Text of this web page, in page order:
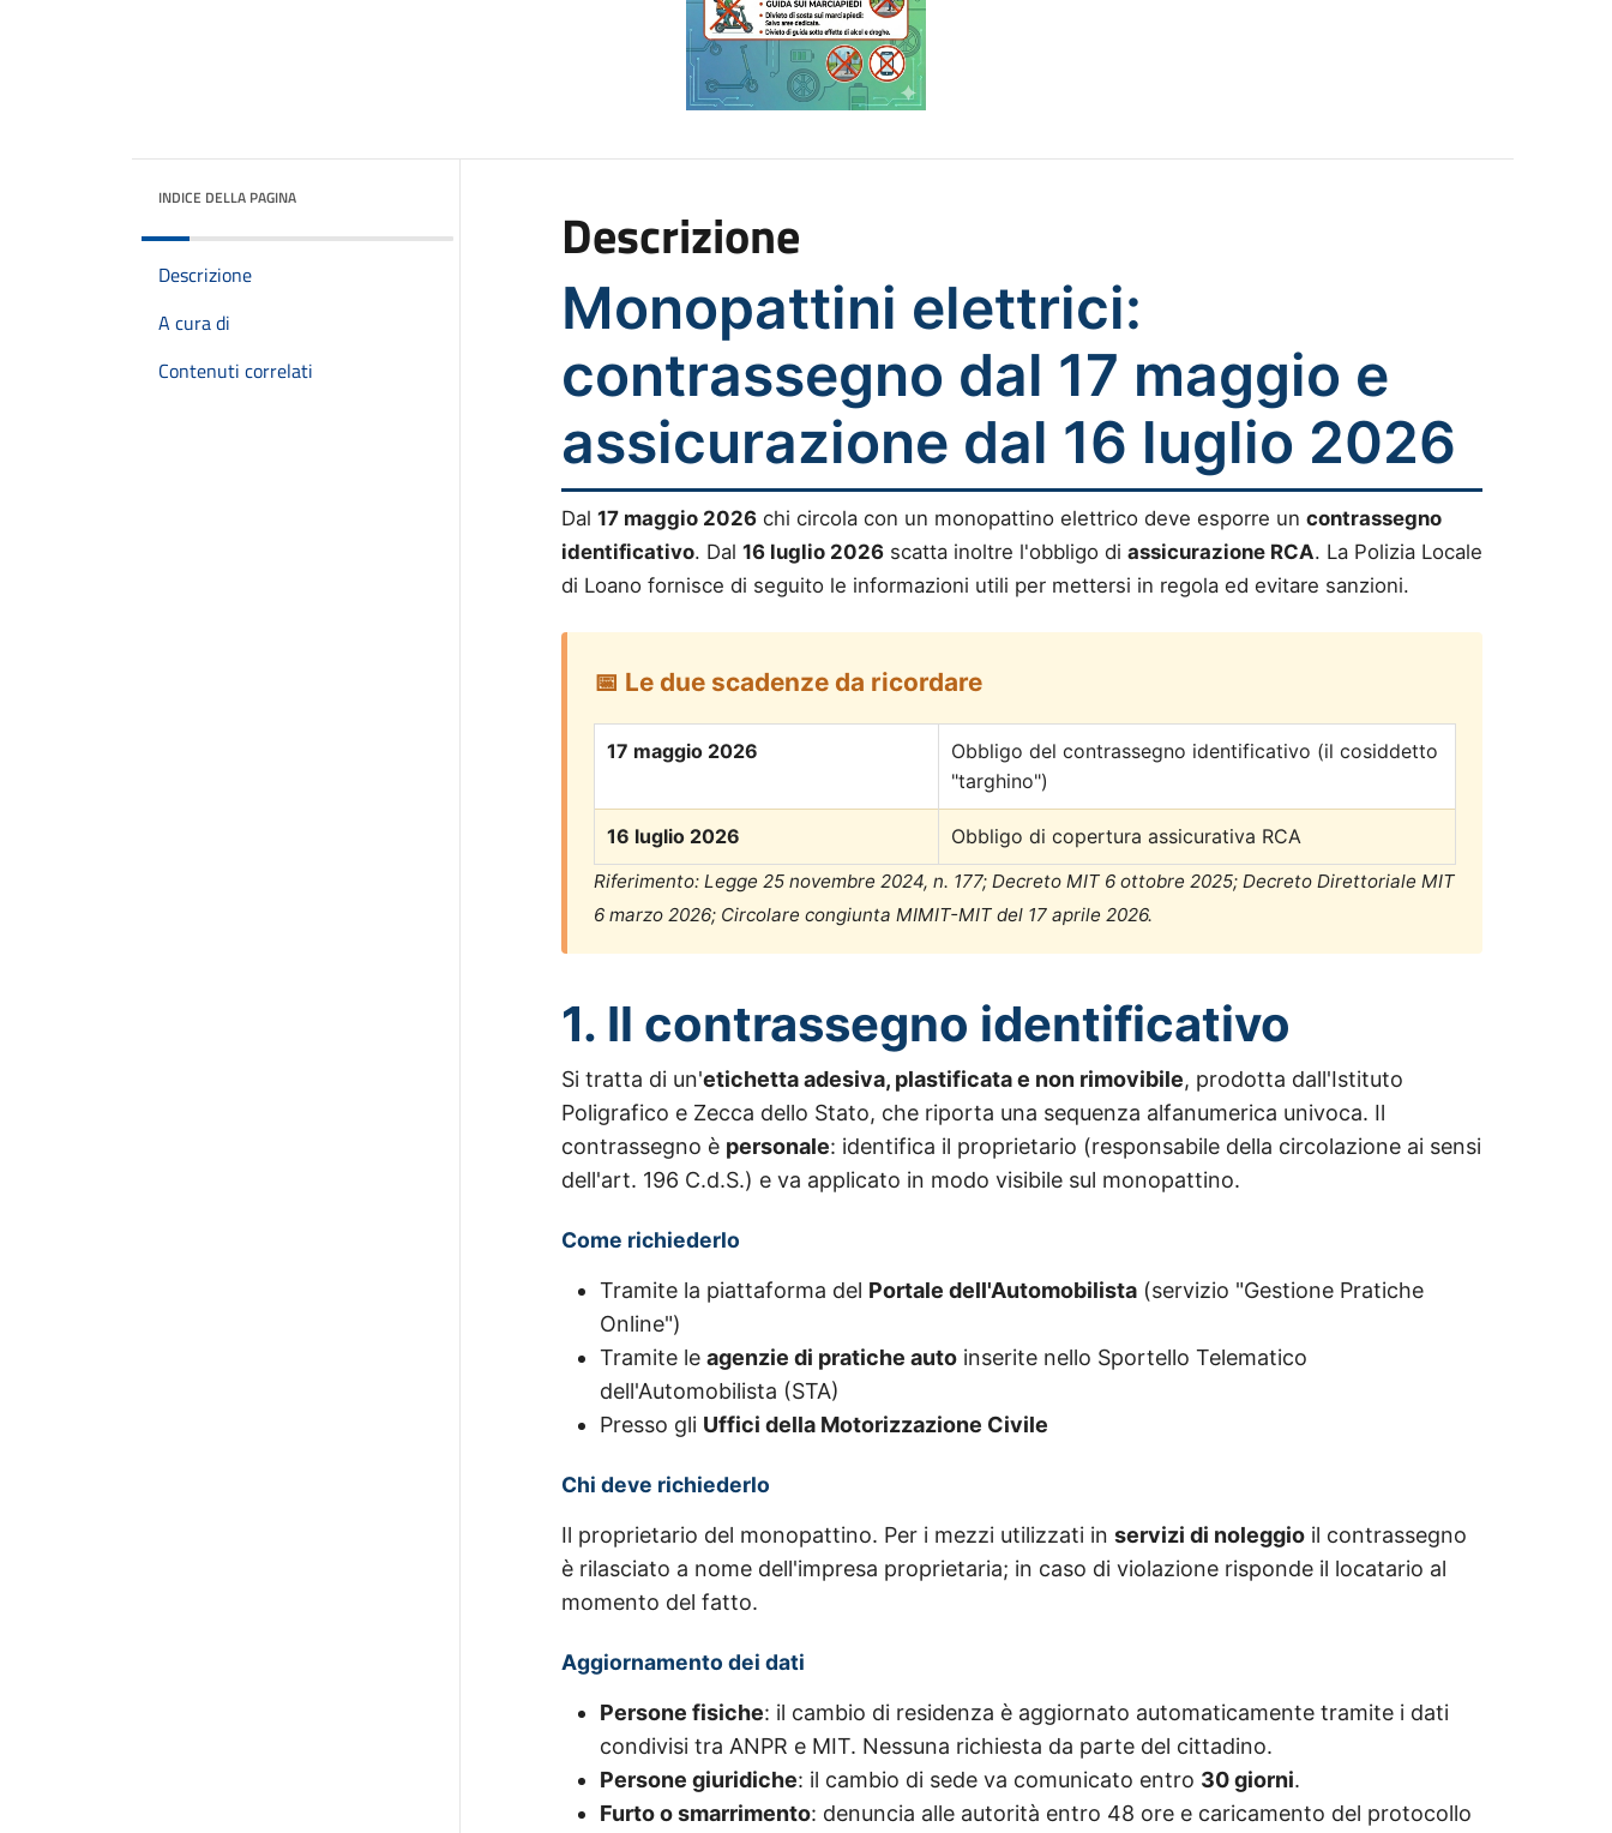
INDICE DELLA PAGINA
Descrizione
A cura di
Contenuti correlati
Descrizione
Monopattini elettrici:
contrassegno dal 17 maggio e
assicurazione dal 16 luglio 2026
Dal 17 maggio 2026chi circola con un monopattino elettrico deve esporre un contrassegno
identificativo. Dal 16 luglio 2026scatta inoltre l'obbligo di assicurazione RCA. La Polizia Locale
di Loano fornisce di seguito le informazioni utili per mettersi in regola ed evitare sanzioni.
📅 Le due scadenze da ricordare
17 maggio 2026
Obbligo del contrassegno identificativo (il cosiddetto
"targhino")
16 luglio 2026 Obbligo di copertura assicurativa RCA
Riferimento: Legge 25 novembre 2024, n. 177; Decreto MIT 6 ottobre 2025; Decreto Direttoriale MIT
6 marzo 2026; Circolare congiunta MIMIT-MIT del 17 aprile 2026.
1. Il contrassegno identificativo
Si tratta di un'etichetta adesiva, plastificata e non rimovibile, prodotta dall'Istituto
Poligrafico e Zecca dello Stato, che riporta una sequenza alfanumerica univoca. Il
contrassegno è personale: identifica il proprietario (responsabile della circolazione ai sensi
dell'art. 196 C.d.S.) e va applicato in modo visibile sul monopattino.
Come richiederlo
Tramite la piattaforma del Portale dell'Automobilista(servizio "Gestione Pratiche
Online")
Tramite le agenzie di pratiche autoinserite nello Sportello Telematico
dell'Automobilista (STA)
Presso gli Uffici della Motorizzazione Civile
Chi deve richiederlo
Il proprietario del monopattino. Per i mezzi utilizzati in servizi di noleggioil contrassegno
è rilasciato a nome dell'impresa proprietaria; in caso di violazione risponde il locatario al
momento del fatto.
Aggiornamento dei dati
Persone fisiche: il cambio di residenza è aggiornato automaticamente tramite i dati
condivisi tra ANPR e MIT. Nessuna richiesta da parte del cittadino.
Persone giuridiche: il cambio di sede va comunicato entro 30 giorni.
Furto o smarrimento: denuncia alle autorità entro 48 ore e caricamento del protocollo